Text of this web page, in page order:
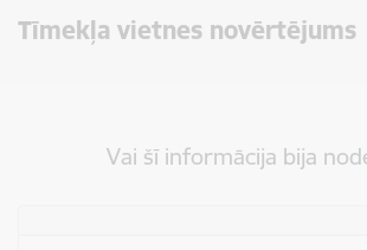
Tīmekļa vietnes novērtējums
Vai šī informācija bija